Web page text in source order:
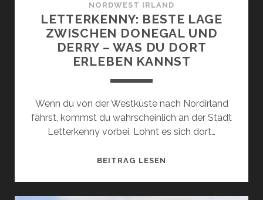
KÜSTE
NORDWEST IRLAND
LETTERKENNY: BESTE LAGE
ZWISCHEN DONEGAL UND
DERRY – WAS DU DORT
ERLEBEN KANNST
Wenn du von der Westküste nach Nordirland
fährst, kommst du wahrscheinlich an der Stadt
Letterkenny vorbei. Lohnt es sich dort…
BEITRAG LESEN